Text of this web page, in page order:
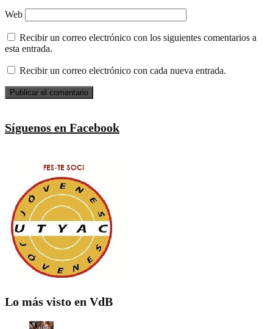
Web
Recibir un correo electrónico con los siguientes comentarios a
esta entrada.
Recibir un correo electrónico con cada nueva entrada.
Síguenos en Facebook
Lo más visto en VdB